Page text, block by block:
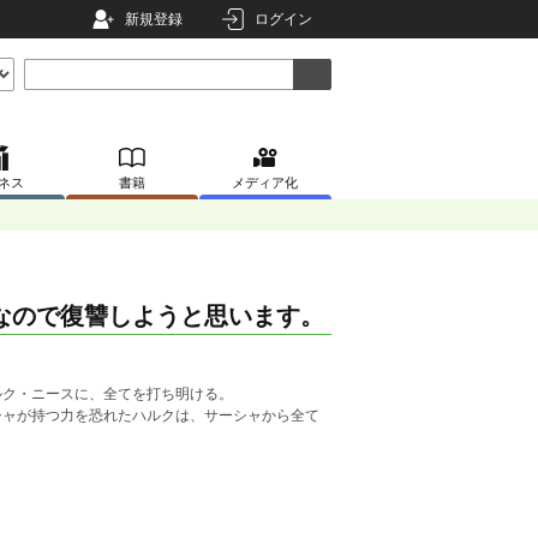
新規登録 ログイン
ス 書籍 メディア化
で復讐しようと思います。
ニースに、全てを打ち明ける。
持つ力を恐れたハルクは、サーシャから全て